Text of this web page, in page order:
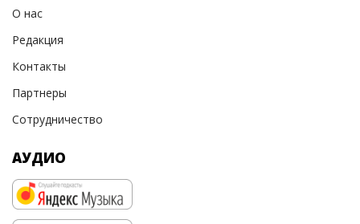
О нас
Редакция
Контакты
Партнеры
Сотрудничество
АУДИО